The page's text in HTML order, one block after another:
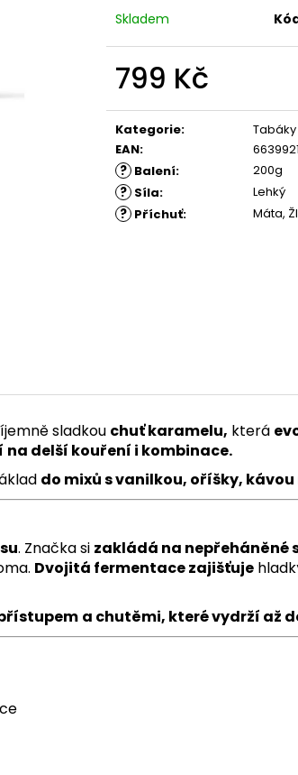
Skladem
799 Kč
cena:
Kategorie:
Tabáky
EAN:
? Balení: 200g
? Síla: Lehký
? Příchuť: Máta,
sladkou chuť karamelu, která
na delší kouření i kombinace.
do mixů s vanilkou, oříšky, kávou
. Značka si zakládá na nepřeháněné
Dvojitá fermentace zajišťuje
a chutěmi, které vydrží až